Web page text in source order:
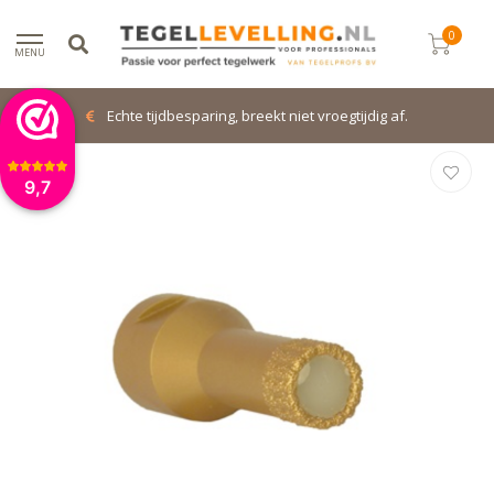
9,7
MENU
0
Echte tijdbesparing, breekt niet vroegtijdig af.